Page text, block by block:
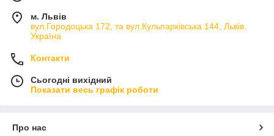
м. Львів
вул.Городоцька 172, та вул.Кульпарківська 144, Львів,
Україна
Контакти
Сьогодні вихідний
Показати весь графік роботи
Про нас